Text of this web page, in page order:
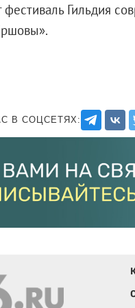
фестиваль Гильдия
В СОЦСЕТЯХ: